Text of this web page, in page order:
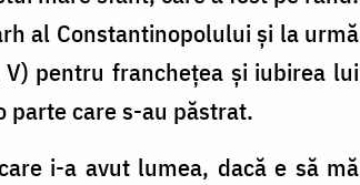
al Constantinopolului şi la urmă
pentru francheţea şi iubirea lui
parte care s-au păstrat.
i-a avut lumea, dacă e să mă